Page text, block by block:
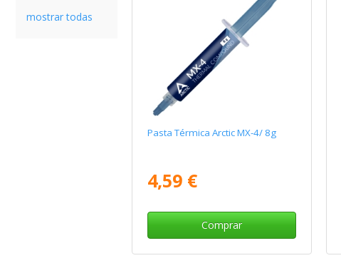
mostrar todas
Pasta Térmica Arctic MX-4/ 8g
4,59 €
Comprar